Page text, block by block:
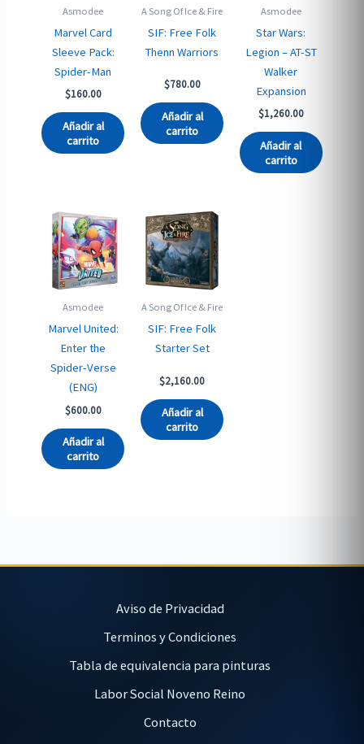
Asmodee
Marvel Card
Sleeve Pack:
Spider-Man
$160.00
Añadir al
carrito
A Song Of Ice & Fire
SIF: Free Folk
Thenn Warriors
$780.00
Añadir al
carrito
Asmodee
Star Wars:
Legion – AT-ST
Walker
Expansion
$1,260.00
Añadir al
carrito
Asmodee
Marvel United:
Enter the
Spider-Verse
(ENG)
$600.00
Añadir al
carrito
A Song Of Ice & Fire
SIF: Free Folk
Starter Set
$2,160.00
Añadir al
carrito
Aviso de Privacidad
Terminos y Condiciones
Tabla de equivalencia para pinturas
Labor Social Noveno Reino
Contacto